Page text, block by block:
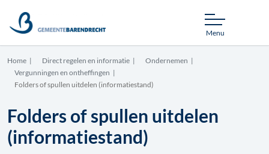
Menu
Home Direct regelen en informatie
Ondernemen
Vergunningen en ontheffingen
Folders of spullen uitdelen (informatiestand)
Folders of spullen uitdelen
(informatiestand)